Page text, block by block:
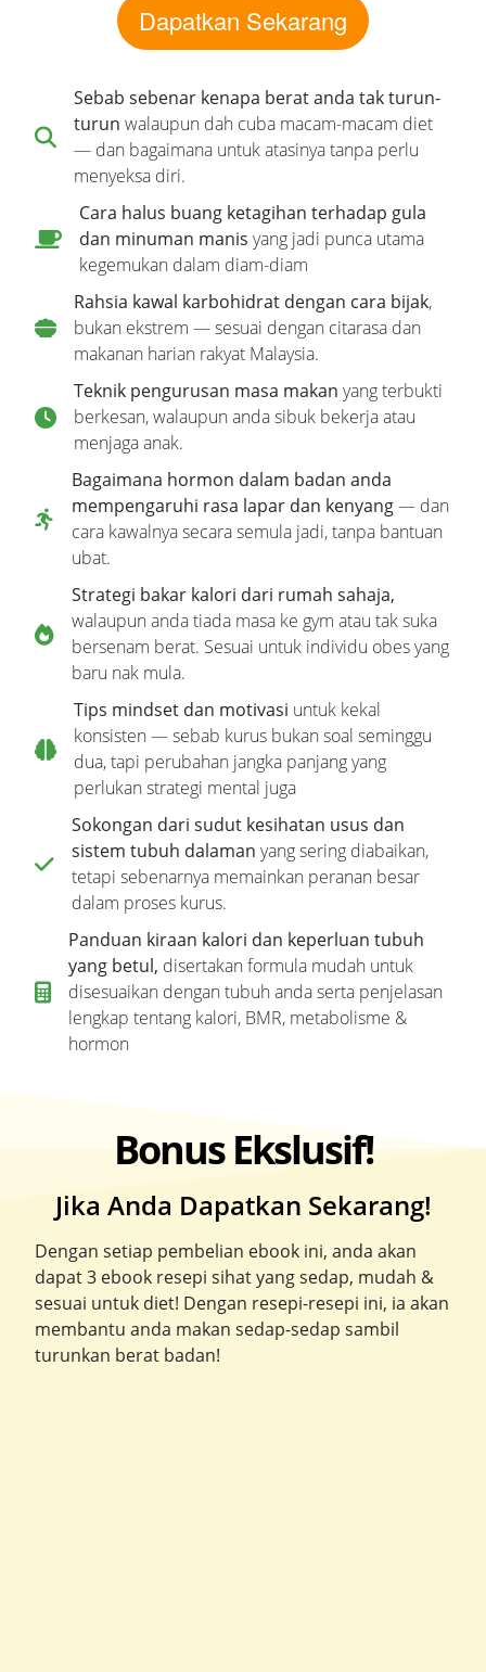
Dapatkan Sekarang
Sebab sebenar kenapa berat anda tak turun-
turun walaupun dah cuba macam-macam diet
— dan bagaimana untuk atasinya tanpa perlu
menyeksa diri.
Cara halus buang ketagihan terhadap gula
dan minuman manis yang jadi punca utama
kegemukan dalam diam-diam
Rahsia kawal karbohidrat dengan cara bijak,
bukan ekstrem — sesuai dengan citarasa dan
makanan harian rakyat Malaysia.
Teknik pengurusan masa makan yang terbukti
berkesan, walaupun anda sibuk bekerja atau
menjaga anak.
Bagaimana hormon dalam badan anda
mempengaruhi rasa lapar dan kenyang— dan
cara kawalnya secara semula jadi, tanpa bantuan
ubat.
Strategi bakar kalori dari rumah sahaja,
walaupun anda tiada masa ke gym atau tak suka
bersenam berat. Sesuai untuk individu obes yang
baru nak mula.
Tips mindset dan motivasi untuk kekal
konsisten — sebab kurus bukan soal seminggu
dua, tapi perubahan jangka panjang yang
perlukan strategi mental juga
Sokongan dari sudut kesihatan usus dan
sistem tubuh dalaman yang sering diabaikan,
tetapi sebenarnya memainkan peranan besar
dalam proses kurus.
Panduan kiraan kalori dan keperluan tubuh
yang betul, disertakan formula mudah untuk
disesuaikan dengan tubuh anda serta penjelasan
lengkap tentang kalori, BMR, metabolisme &
hormon
Bonus Ekslusif!
Jika Anda Dapatkan Sekarang!
Dengan setiap pembelian ebook ini, anda akan
dapat 3 ebook resepi sihat yang sedap, mudah &
sesuai untuk diet! Dengan resepi-resepi ini, ia akan
membantu anda makan sedap-sedap sambil
turunkan berat badan!